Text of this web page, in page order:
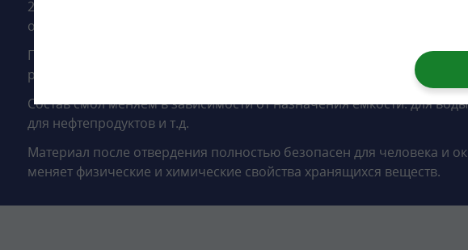
2.5 м и длиной 7.2 м с горловиной из стеклопластика диаметром
определяется проектом.
Подземная емкость 35 м3 изготавливается методом непрерывной
ровинга, а связующим веществом служат полиэфирные смолы.
Состав смол меняем в зависимости от назначения емкости: для
для нефтепродуктов и т.д.
Материал после отвердения полностью безопасен для человека и
меняет физические и химические свойства хранящихся веществ.